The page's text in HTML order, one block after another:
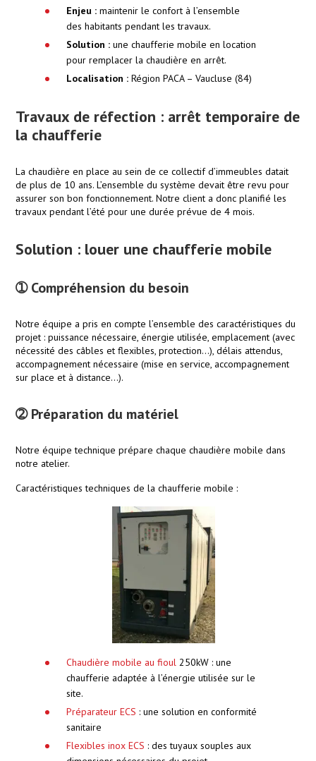
Enjeu : maintenir le confort à l’ensemble
des habitants pendant les travaux.
Solution : une chaufferie mobile en location
pour remplacer la chaudière en arrêt.
Localisation : Région PACA – Vaucluse (84)
Travaux de réfection : arrêt temporaire de
la chaufferie
La chaudière en place au sein de ce collectif d’immeubles datait
de plus de 10 ans. L’ensemble du système devait être revu pour
assurer son bon fonctionnement. Notre client a donc planifié les
travaux pendant l’été pour une durée prévue de 4 mois.
Solution : louer une chaufferie mobile
➀ Compréhension du besoin
Notre équipe a pris en compte l’ensemble des caractéristiques du
projet : puissance nécessaire, énergie utilisée, emplacement (avec
nécessité des câbles et flexibles, protection…), délais attendus,
accompagnement nécessaire (mise en service, accompagnement
sur place et à distance…).
➁ Préparation du matériel
Notre équipe technique prépare chaque chaudière mobile dans
notre atelier.
Caractéristiques techniques de la chaufferie mobile :
Chaudière mobile au fioul 250kW : une
chaufferie adaptée à l’énergie utilisée sur le
site.
Préparateur ECS : une solution en conformité
sanitaire
Flexibles inox ECS : des tuyaux souples aux